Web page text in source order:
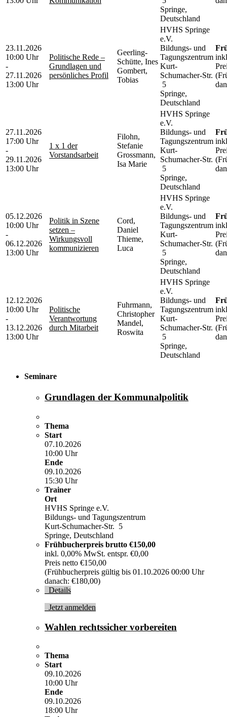
Springe,
Deutschland
23.11.2026
10:00 Uhr
-
27.11.2026
13:00 Uhr
Politische Rede –
Grundlagen und
persönliches Profil
Geerling-
Schütte, Ines
Gombert,
Tobias
HVHS Springe
e.V.
Bildungs- und
Tagungszentrum
Kurt-
Schumacher-Str.
5
Springe,
Deutschland
27.11.2026
17:00 Uhr
-
29.11.2026
13:00 Uhr
1 x 1 der
Vorstandsarbeit
Filohn,
Stefanie
Grossmann,
Isa Marie
HVHS Springe
e.V.
Bildungs- und
Tagungszentrum
Kurt-
Schumacher-Str.
5
Springe,
Deutschland
05.12.2026
10:00 Uhr
-
06.12.2026
13:00 Uhr
Politik in Szene
setzen –
Wirkungsvoll
kommunizieren
Cord,
Daniel
Thieme,
Luca
HVHS Springe
e.V.
Bildungs- und
Tagungszentrum
Kurt-
Schumacher-Str.
5
Springe,
Deutschland
12.12.2026
10:00 Uhr
-
13.12.2026
13:00 Uhr
Politische
Verantwortung
durch Mitarbeit
Fuhrmann,
Christopher
Mandel,
Roswita
HVHS Springe
e.V.
Bildungs- und
Tagungszentrum
Kurt-
Schumacher-Str.
5
Springe,
Deutschland
Seminare
Grundlagen der Kommunalpolitik
Thema
Start
07.10.2026
10:00 Uhr
Ende
09.10.2026
15:30 Uhr
Trainer
Ort
HVHS Springe e.V.
Bildungs- und Tagungszentrum
Kurt-Schumacher-Str. 5
Springe, Deutschland
Frühbucherpreis brutto €150,00
inkl. 0,00% MwSt. entspr. €0,00
Preis netto €150,00
(Frühbucherpreis gültig bis 01.10.2026 00:00 Uhr
danach: €180,00)
Details
Jetzt anmelden
Wahlen rechtssicher vorbereiten
Thema
Start
09.10.2026
10:00 Uhr
Ende
09.10.2026
18:00 Uhr